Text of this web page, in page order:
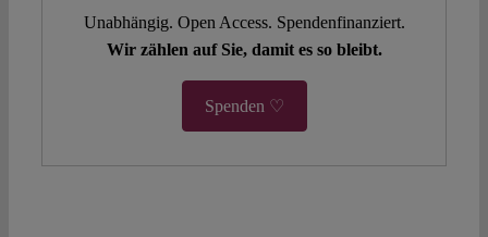
Unabhängig. Open Access. Spendenfinanziert.
Wir zählen auf Sie, damit es so bleibt.
Spenden ♡